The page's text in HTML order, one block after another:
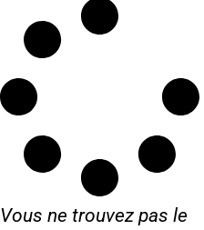
s
e
m
a
Vous ne trouvez pas le